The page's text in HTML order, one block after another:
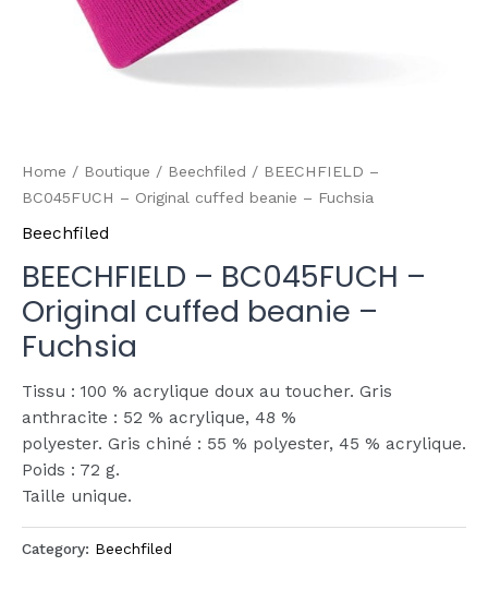
Home / Boutique / Beechfiled / BEECHFIELD –
BC045FUCH – Original cuffed beanie – Fuchsia
Beechfiled
BEECHFIELD – BC045FUCH –
Original cuffed beanie –
Fuchsia
Tissu : 100 % acrylique doux au toucher. Gris
anthracite : 52 % acrylique, 48 %
polyester. Gris chiné : 55 % polyester, 45 % acrylique.
Poids : 72 g.
Taille unique.
Category: Beechfiled